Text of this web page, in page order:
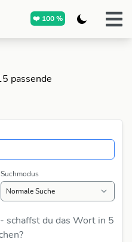
❤️ 100 %
passende
Suchmodus
schaffst du das Wort in 5